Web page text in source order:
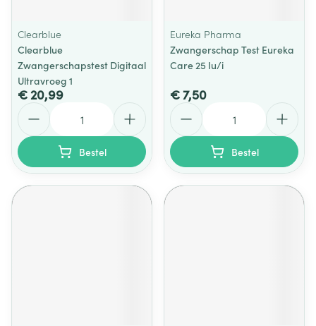
Clearblue
Clearblue
Zwangerschapstest Digitaal
Ultravroeg 1
€ 20,99
Bestel
Eureka Pharma
Zwangerschap Test Eureka
Care 25 Iu/i
€ 7,50
Bestel